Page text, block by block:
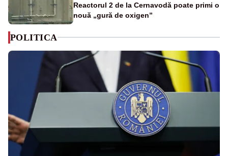
Reactorul 2 de la Cernavodă poate primi o
nouă „gură de oxigen”
POLITICA